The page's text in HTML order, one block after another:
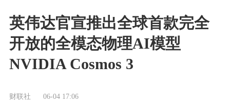
英伟达官宣推出全球首款完全
开放的全模态物理AI模型
NVIDIA Cosmos 3
财联社 06-04 17:06